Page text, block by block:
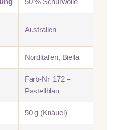
50 % Schurwolle
Australien
Norditalien, Biella
Farb-Nr. 172 –
Pastellblau
50 g (Knäuel)